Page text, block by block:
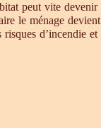
peut vite
le ménage
d’incendie